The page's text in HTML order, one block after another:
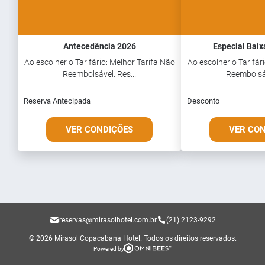
Antecedência 2026
Ao escolher o Tarifário: Melhor Tarifa Não
Reembolsável. Res...
Reserva Antecipada
VER CONDIÇÕES
Especial
Ao escolher o
Desconto
VER
reservas@mirasolhotel.com.br (21) 2123-9292
© 2026 Mirasol Copacabana Hotel. Todos os direitos reservados.
Powered by